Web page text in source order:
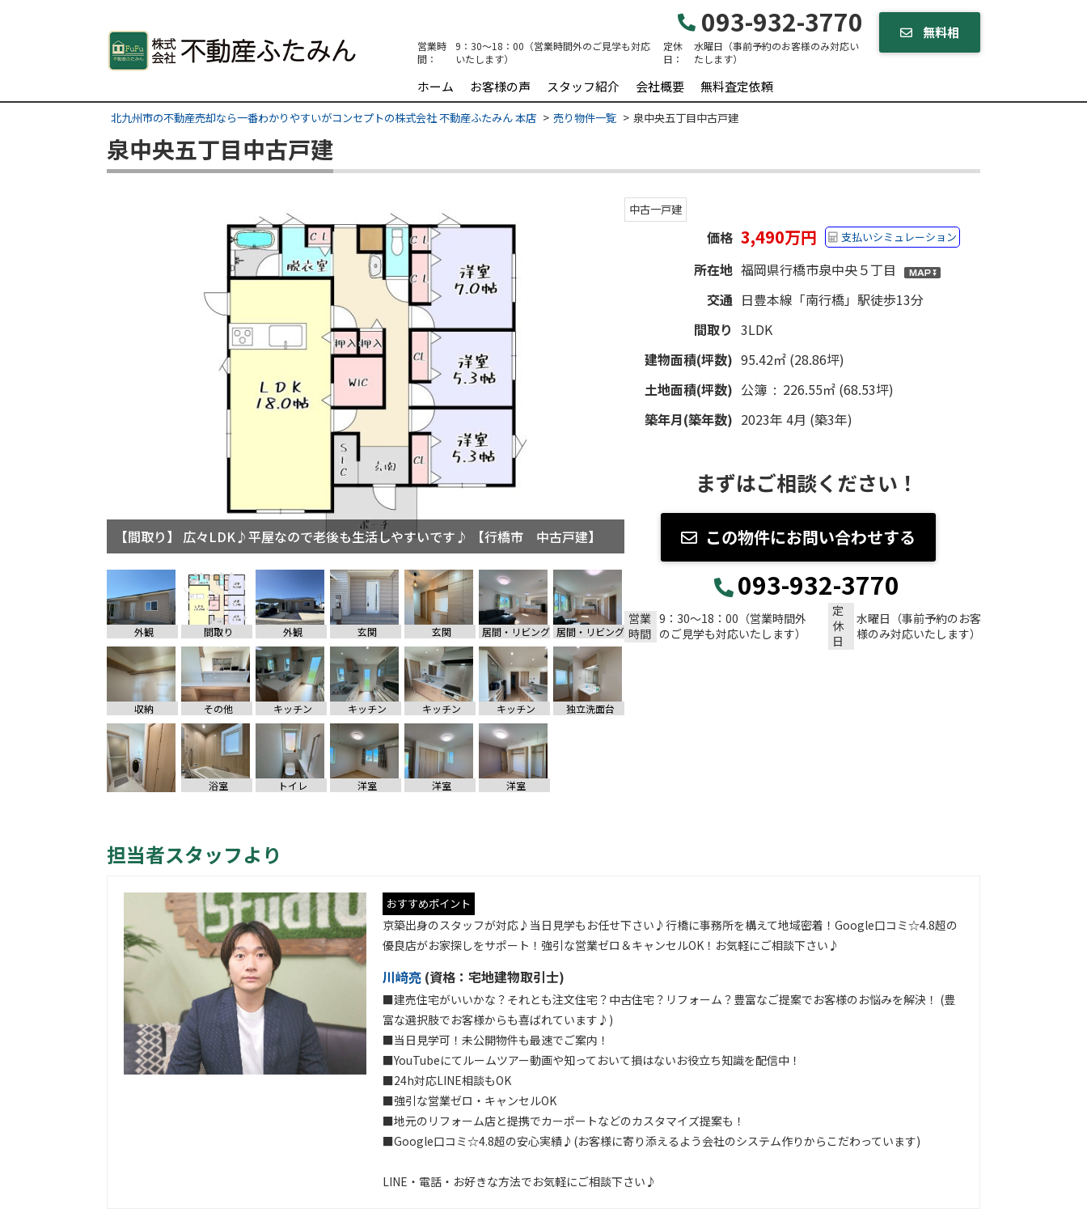
093-932-3770
営業時
間：
9：30～18：00（営業時間外のご見学も対応
いたします）
定休
日：
水曜日（事前予約のお客様のみ対応い
たします）
無料相
ホーム
お客様の声 スタッフ紹介 会社概要 無料査定依頼
北九州市の不動産売却なら一番わかりやすいがコンセプトの株式会社 不動産ふたみん 本店 売り物件一覧 泉中央五丁目中古戸建
泉中央五丁目中古戸建
【外観】 駐車場は並列3~4台♪ 【行橋市 中古戸建】
外観 間取り 外観 玄関 玄関 居間・リビング 居間・リビング
収納 その他 キッチン キッチン キッチン キッチン 独立洗面台
浴室 トイレ 洋室 洋室 洋室
中古一戸建
価格 3,490万円 支払いシミュレーション
所在地 福岡県行橋市泉中央５丁目
交通 日豊本線「南行橋」駅徒歩13分
間取り 3LDK
建物面積(坪数) 95.42㎡ (28.86坪)
土地面積(坪数) 公簿 : 226.55㎡ (68.53坪)
築年月(築年数) 2023年 4月 (築3年)
まずはご相談ください！
この物件にお問い合わせする
093-932-3770
営業
時間
9：30～18：00（営業時間外
のご見学も対応いたします）
定
休
日
水曜日（事前予約のお客
様のみ対応いたします）
担当者スタッフより
おすすめポイント
京築出身のスタッフが対応♪当日見学もお任せ下さい♪行橋に事務所を構えて地域密着！Google口コミ☆4.8超の
優良店がお家探しをサポート！強引な営業ゼロ＆キャンセルOK！お気軽にご相談下さい♪
川﨑亮 (資格： 宅地建物取引士)
■建売住宅がいいかな？それとも注文住宅？中古住宅？リフォーム？豊富なご提案でお客様のお悩みを解決！ (豊
富な選択肢でお客様からも喜ばれています♪)
■当日見学可！未公開物件も最速でご案内！
■YouTubeにてルームツアー動画や知っておいて損はないお役立ち知識を配信中！
■24h対応LINE相談もOK
■強引な営業ゼロ・キャンセルOK
■地元のリフォーム店と提携でカーポートなどのカスタマイズ提案も！
■Google口コミ☆4.8超の安心実績♪(お客様に寄り添えるよう会社のシステム作りからこだわっています)
LINE・電話・お好きな方法でお気軽にご相談下さい♪